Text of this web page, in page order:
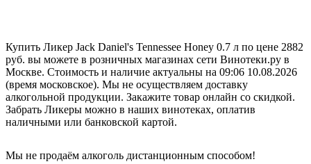
Купить Ликер Jack Daniel's Tennessee Honey 0.7 л по цене 2882
руб. вы можете в розничных магазинах сети Винотеки.ру в
Москве. Стоимость и наличие актуальны на 09:06 10.08.2026
(время московское). Мы не осуществляем доставку
алкогольной продукции. Закажите товар онлайн со скидкой.
Забрать Ликеры можно в наших винотеках, оплатив
наличными или банковской картой.
Мы не продаём алкоголь дистанционным способом!